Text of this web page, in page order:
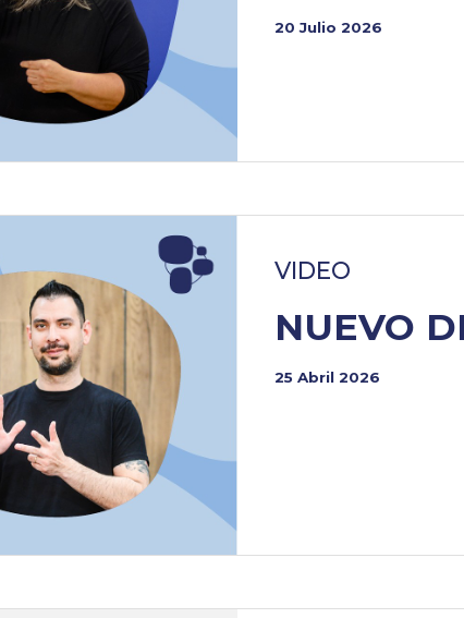
20 Julio 2026
VIDEO
NUEVO
25 Abril 2026